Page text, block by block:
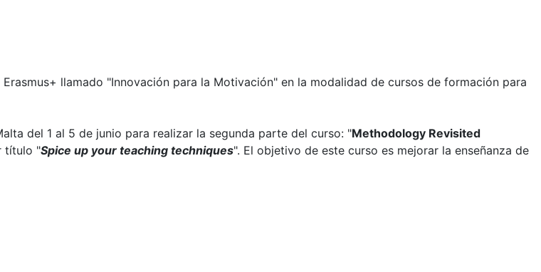
llamado "Innovación para la Motivación" en la modalidad de cursos de formación para
del 1 al 5 de junio para realizar la segunda parte del curso: "Methodology Revisited
título "Spice up your teaching techniques". El objetivo de este curso es mejorar la enseñanza de